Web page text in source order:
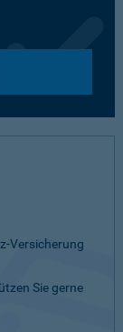
Versicherung
Sie gerne